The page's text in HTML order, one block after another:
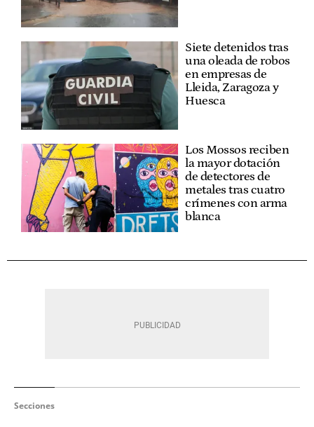
Siete detenidos tras
una oleada de robos
en empresas de
Lleida, Zaragoza y
Huesca
Los Mossos reciben
la mayor dotación
de detectores de
metales tras cuatro
crímenes con arma
blanca
Secciones